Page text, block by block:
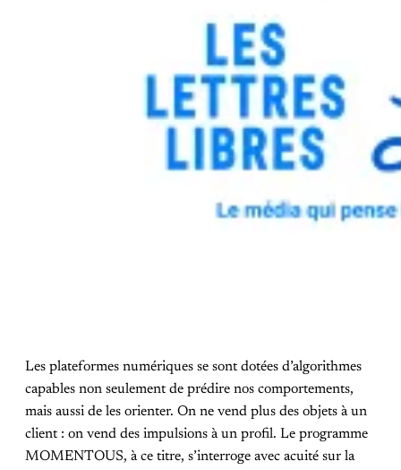
Les plateformes numériques se sont dotées d’algorithmes
capables non seulement de prédire nos comportements,
mais aussi de les orienter. On ne vend plus des objets à un
client : on vend des impulsions à un profil. Le programme
MOMENTOUS, à ce titre, s’interroge avec acuité sur la